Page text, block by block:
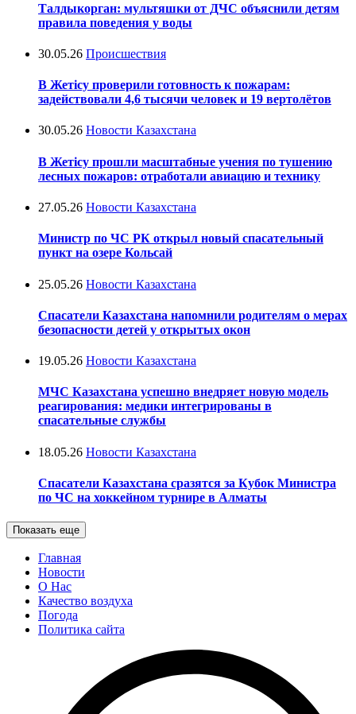
Талдыкорган: мультяшки от ДЧС объяснили детям
правила поведения у воды
30.05.26 Происшествия
В Жетісу проверили готовность к пожарам:
задействовали 4,6 тысячи человек и 19 вертолётов
30.05.26 Новости Казахстана
В Жетісу прошли масштабные учения по тушению
лесных пожаров: отработали авиацию и технику
27.05.26 Новости Казахстана
Министр по ЧС РК открыл новый спасательный
пункт на озере Кольсай
25.05.26 Новости Казахстана
Спасатели Казахстана напомнили родителям о мерах
безопасности детей у открытых окон
19.05.26 Новости Казахстана
МЧС Казахстана успешно внедряет новую модель
реагирования: медики интегрированы в
спасательные службы
18.05.26 Новости Казахстана
Спасатели Казахстана сразятся за Кубок Министра
по ЧС на хоккейном турнире в Алматы
Показать еще
Главная
Новости
О Нас
Качество воздуха
Погода
Политика сайта